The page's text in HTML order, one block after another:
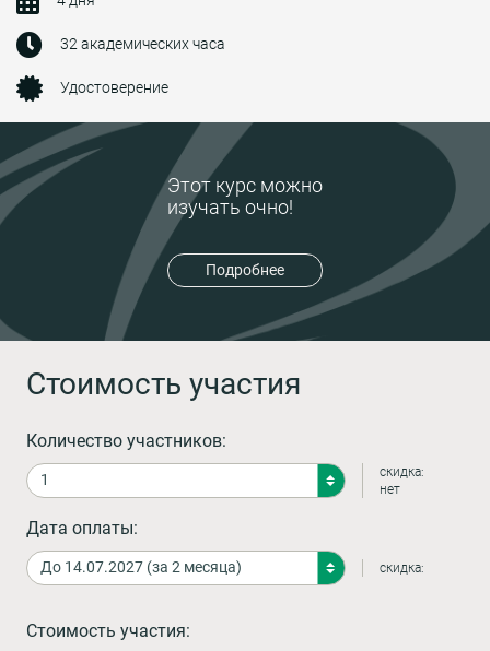
Этот курс можно
изучать очно!
Подробнее
32 академических часа
Удостоверение
Стоимость участия
Количество участников:
скидка:
нет
Дата оплаты:
скидка:
Стоимость участия: